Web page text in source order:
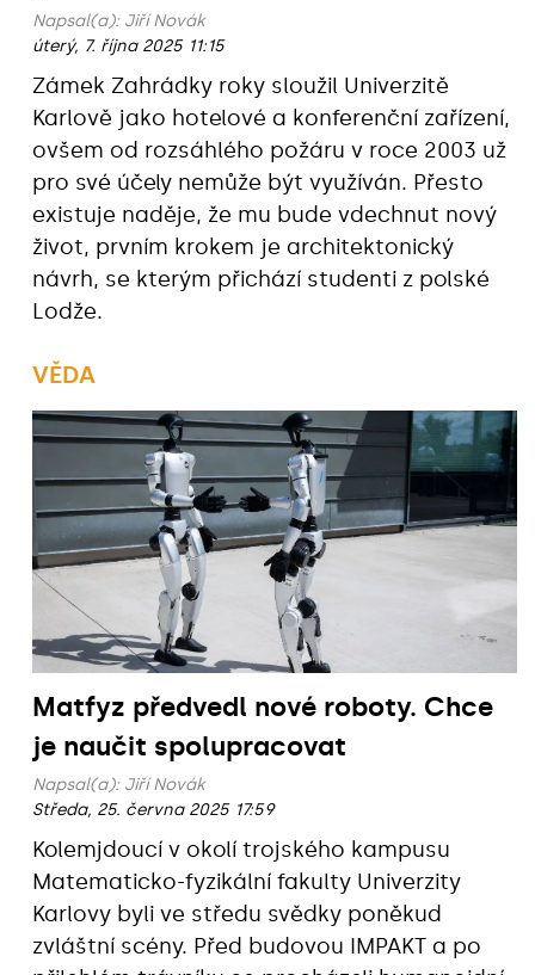
Napsal(a): Jiří Novák
úterý, 7. října 2025 11:15
Zámek Zahrádky roky sloužil Univerzitě
Karlově jako hotelové a konferenční zařízení,
ovšem od rozsáhlého požáru v roce 2003 už
pro své účely nemůže být využíván. Přesto
existuje naděje, že mu bude vdechnut nový
život, prvním krokem je architektonický
návrh, se kterým přichází studenti z polské
Lodže.
VĚDA
Matfyz předvedl nové roboty. Chce
je naučit spolupracovat
Napsal(a): Jiří Novák
Středa, 25. června 2025 17:59
Kolemjdoucí v okolí trojského kampusu
Matematicko-fyzikální fakulty Univerzity
Karlovy byli ve středu svědky poněkud
zvláštní scény. Před budovou IMPAKT a po